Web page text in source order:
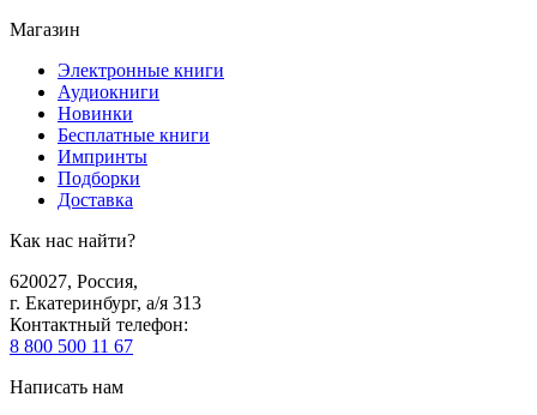
Магазин
Электронные книги
Аудиокниги
Новинки
Бесплатные книги
Импринты
Подборки
Доставка
Как нас найти?
620027, Россия,
г. Екатеринбург, а/я 313
Контактный телефон:
8 800 500 11 67
Написать нам